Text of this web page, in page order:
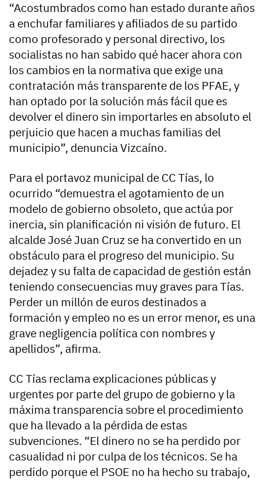
“Acostumbrados como han estado durante años
a enchufar familiares y afiliados de su partido
como profesorado y personal directivo, los
socialistas no han sabido qué hacer ahora con
los cambios en la normativa que exige una
contratación más transparente de los PFAE, y
han optado por la solución más fácil que es
devolver el dinero sin importarles en absoluto el
perjuicio que hacen a muchas familias del
municipio”, denuncia Vizcaíno.
Para el portavoz municipal de CC Tías, lo
ocurrido “demuestra el agotamiento de un
modelo de gobierno obsoleto, que actúa por
inercia, sin planificación ni visión de futuro. El
alcalde José Juan Cruz se ha convertido en un
obstáculo para el progreso del municipio. Su
dejadez y su falta de capacidad de gestión están
teniendo consecuencias muy graves para Tías.
Perder un millón de euros destinados a
formación y empleo no es un error menor, es una
grave negligencia política con nombres y
apellidos”, afirma.
CC Tías reclama explicaciones públicas y
urgentes por parte del grupo de gobierno y la
máxima transparencia sobre el procedimiento
que ha llevado a la pérdida de estas
subvenciones. “El dinero no se ha perdido por
casualidad ni por culpa de los técnicos. Se ha
perdido porque el PSOE no ha hecho su trabajo,